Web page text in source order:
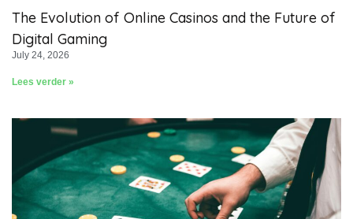
The Evolution of Online Casinos and the Future of
Digital Gaming
July 24, 2026
Lees verder »